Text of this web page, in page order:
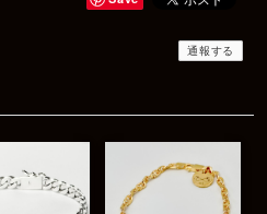
通報する